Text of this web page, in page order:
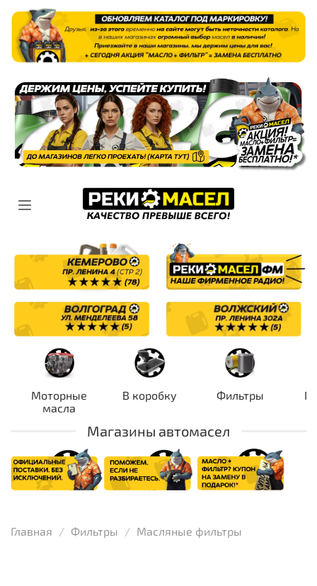
Моторные
масла
В коробку Фильтры
Магазины автомасел
Главная Фильтры Масляные фильтры